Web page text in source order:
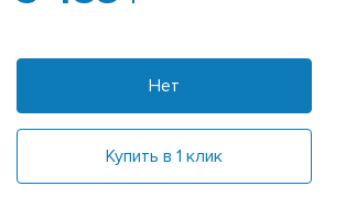
Нет
Купить в 1 клик